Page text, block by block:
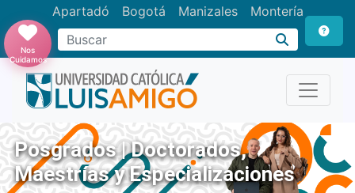
Apartadó Bogotá Manizales Montería
Buscar
Nos
Cuidamos
Posgrados | Doctorados,
Maestrías y Especializaciones